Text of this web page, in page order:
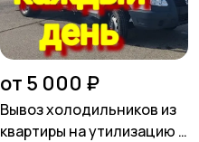
от 5 000 ₽
Вывоз холодильников из
квартиры на утилизацию (